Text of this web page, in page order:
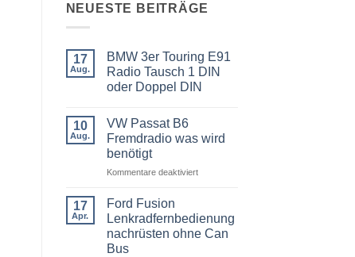
NEUESTE BEITRÄGE
17
Aug.
BMW 3er Touring E91
Radio Tausch 1 DIN
oder Doppel DIN
zu
BMW
3er
Touring
Radio
DIN
oder
DIN
10
Aug.
VW Passat B6
Fremdradio was wird
benötigt
Kommentare deaktiviertfür
B6
Fremdradio
was
17
Apr.
Ford Fusion
Lenkradfernbedienung
nachrüsten ohne Can
Bus